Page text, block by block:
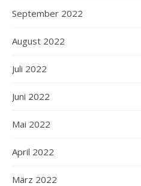
September 2022
August 2022
Juli 2022
Juni 2022
Mai 2022
April 2022
März 2022